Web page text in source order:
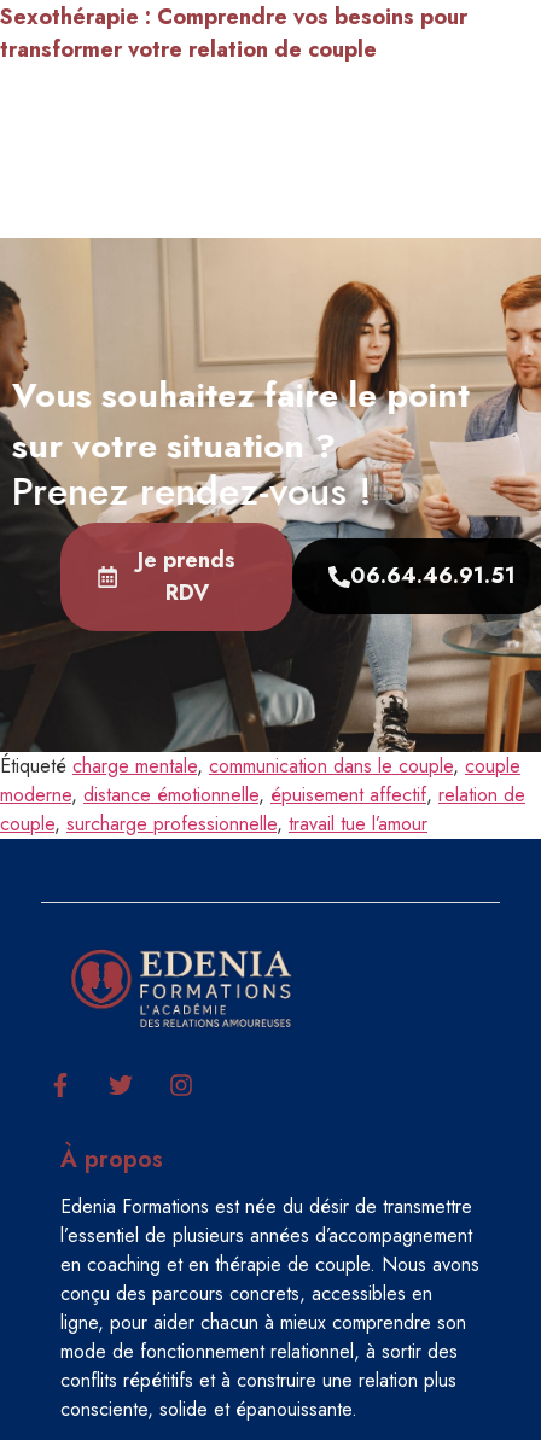
Sexothérapie : Comprendre vos besoins pour
transformer votre relation de couple
Vous souhaitez faire le point
sur votre situation ?
Prenez rendez-vous !
Je prends
RDV
06.64.46.91.51
Étiqueté charge mentale, communication dans le couple, couple
moderne, distance émotionnelle, épuisement affectif, relation de
couple, surcharge professionnelle, travail tue l’amour
À propos
Edenia Formations est née du désir de transmettre
l’essentiel de plusieurs années d’accompagnement
en coaching et en thérapie de couple. Nous avons
conçu des parcours concrets, accessibles en
ligne, pour aider chacun à mieux comprendre son
mode de fonctionnement relationnel, à sortir des
conflits répétitifs et à construire une relation plus
consciente, solide et épanouissante.